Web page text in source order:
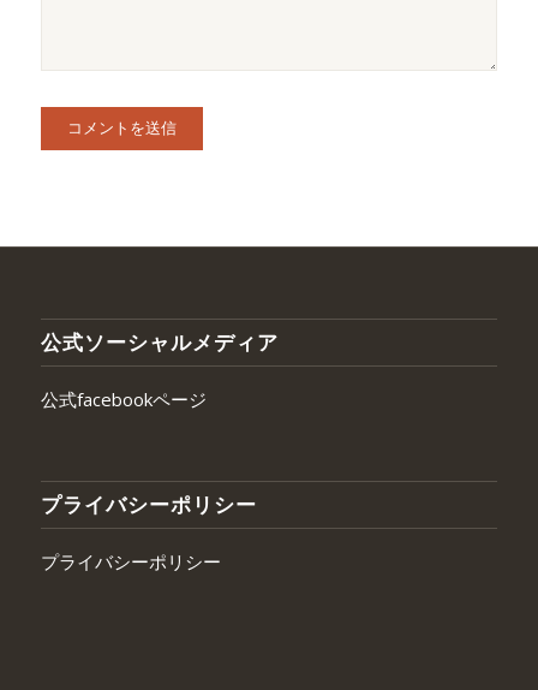
公式ソーシャルメディア
公式facebookページ
プライバシーポリシー
プライバシーポリシー